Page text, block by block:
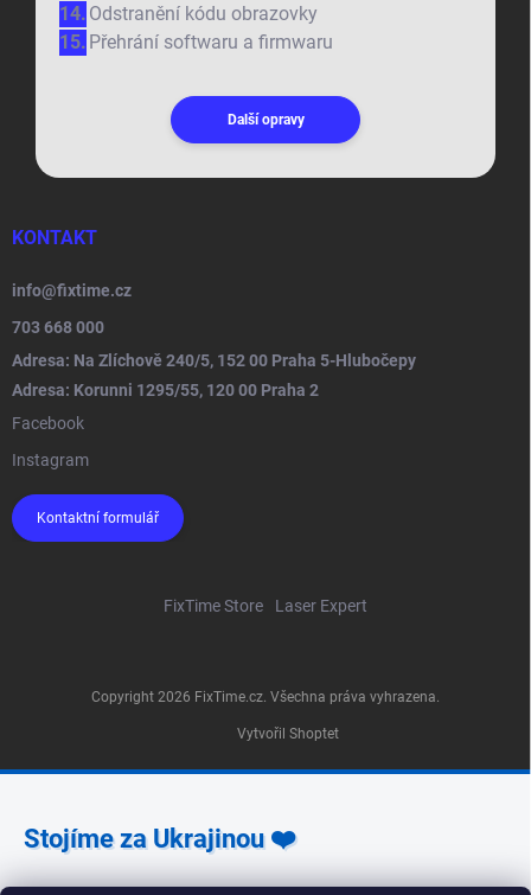
Odstranění kódu obrazovky
Přehrání softwaru a firmwaru
Další opravy
KONTAKT
info@fixtime.cz
703 668 000
Adresa: Na Zlíchově 240/5, 152 00 Praha 5-Hlubočepy
Adresa: Korunni 1295/55, 120 00 Praha 2
Facebook
Instagram
Kontaktní formulář
FixTime Store Laser Expert
Vytvořil Shoptet
Copyright 2026 FixTime.cz. Všechna práva vyhrazena.
Stojíme za Ukrajinou ❤️